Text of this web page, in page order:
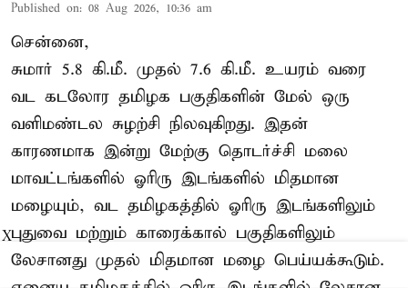
Published on: 08 Aug 2026, 10:36 am
சென்னை,
சுமார் 5.8 கி.மீ. முதல் 7.6 கி.மீ. உயரம் வரை
வட கடலோர தமிழக பகுதிகளின் மேல் ஒரு
வளிமண்டல சுழற்சி நிலவுகிறது. இதன்
காரணமாக இன்று மேற்கு தொடர்ச்சி மலை
மாவட்டங்களில் ஓரிரு இடங்களில் மிதமான
மழையும், வட தமிழகத்தில் ஓரிரு இடங்களிலும்
புதுவை மற்றும் காரைக்கால் பகுதிகளிலும்
லேசானது முதல் மிதமான மழை பெய்யக்கூடும்.
X